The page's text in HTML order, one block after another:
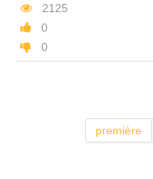
2125
0
0
première